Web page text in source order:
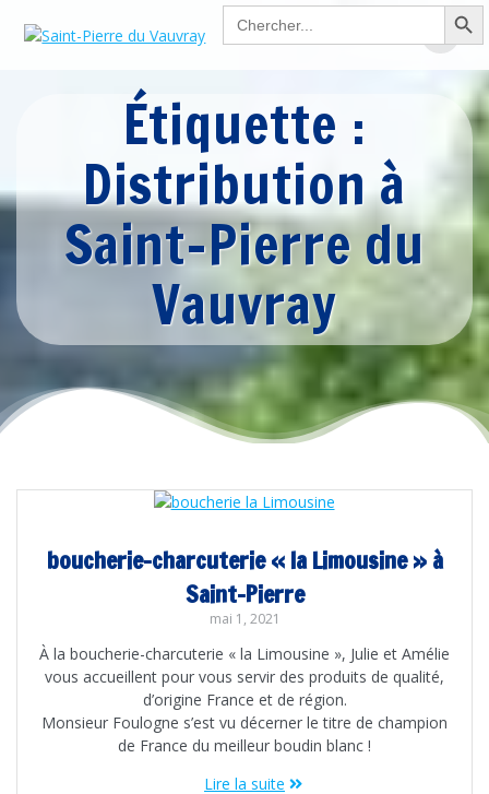
Search Search Button
Passer
au
Étiquette :
Distribution à
Saint-Pierre du
Vauvray
boucherie-charcuterie « la Limousine » à
Saint-Pierre
mai 1, 2021
À la boucherie-charcuterie « la Limousine », Julie et Amélie
vous accueillent pour vous servir des produits de qualité,
d’origine France et de région.
Monsieur Foulogne s’est vu décerner le titre de champion
de France du meilleur boudin blanc !
Lire la suite